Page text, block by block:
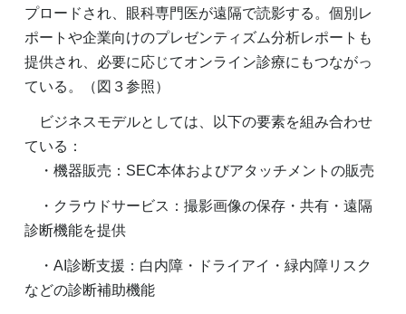
プロードされ、眼科専門医が遠隔で読影する。個別レ
ポートや企業向けのプレゼンティズム分析レポートも
提供され、必要に応じてオンライン診療にもつながっ
ている。（図３参照）
ビジネスモデルとしては、以下の要素を組み合わせ
ている：
・機器販売：SEC本体およびアタッチメントの販売
・クラウドサービス：撮影画像の保存・共有・遠隔
診断機能を提供
・AI診断支援：白内障・ドライアイ・緑内障リスク
などの診断補助機能